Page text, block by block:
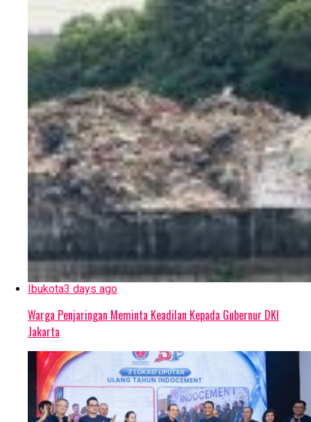
Ibukota3 days ago
Warga Penjaringan Meminta Keadilan Kepada Gubernur DKI
Jakarta